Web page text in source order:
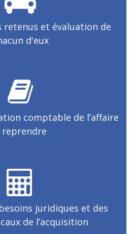
retenus et évaluation de
d'eux
comptable de l’affaire
reprendre
juridiques et des
de l’acquisition